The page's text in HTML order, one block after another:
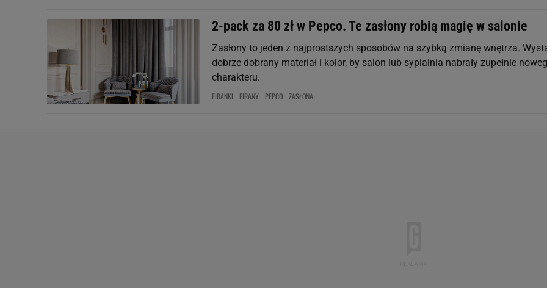
2-pack za 80 zł w Pepco. Te zasłony robią magię w salonie
Zasłony to jeden z najprostszych sposobów na szybką zmianę wnętrza.
dobrze dobrany materiał i kolor, by salon lub sypialnia nabrały zupełnie
charakteru.
FIRANKI FIRANY PEPCO ZASŁONA